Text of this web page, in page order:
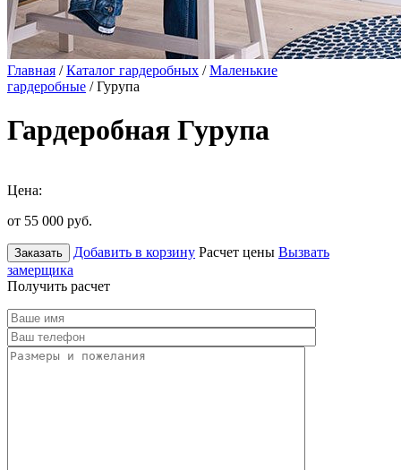
Главная /Каталог гардеробных /Маленькие
гардеробные / Гурупа
Гардеробная Гурупа
Цена:
от 55 000 руб.
Заказать Добавить в корзину Расчет цены Вызвать
замерщика
Получить расчет